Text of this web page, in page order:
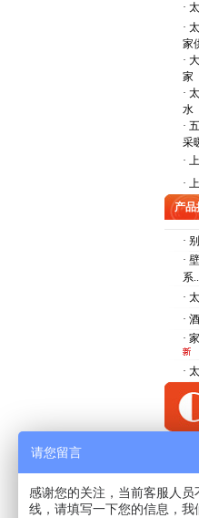
·
·
家
·
家
·
水
·
采
·
·
产品
·
·
系
·
·
·
·
请您留言
感谢您的关注，当前客服人员
线，请填写一下您的信息，我